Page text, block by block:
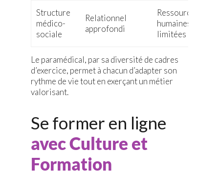
Structure
médico-
sociale
Relationnel
approfondi
Ressources
humaines
limitées
Le paramédical, par sa diversité de cadres
d’exercice, permet à chacun d’adapter son
rythme de vie tout en exerçant un métier
valorisant.
Se former en ligne
avec Culture et
Formation